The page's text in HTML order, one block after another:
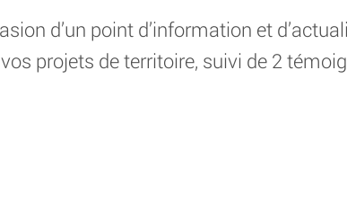
d’un point d’information et
projets de territoire, suivi de 2